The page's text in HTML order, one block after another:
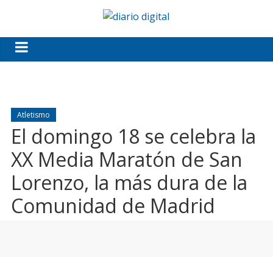
Atletismo
El domingo 18 se celebra la
XX Media Maratón de San
Lorenzo, la más dura de la
Comunidad de Madrid